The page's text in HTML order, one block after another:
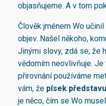
objasňujeme. A v tom
Člověk jménem Wo
objev. Našel někoho,
Jinými slovy, zdá se, že
vědomím neovlivňuje. Je
přirovnání používáme
vám, že písek
je něco, čím se Wo